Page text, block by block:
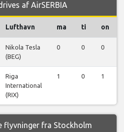
af AirSERBIA
Lufthavn ma ti on
Nikola Tesla
(BEG)
0 0 0
Riga
International
(RIX)
1 0 1
flyvninger fra Stockholm